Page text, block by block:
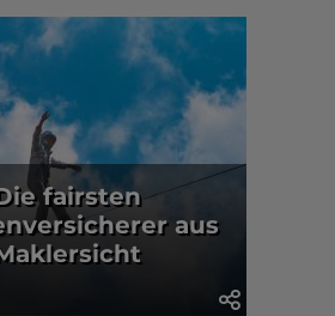
fairsten
aus